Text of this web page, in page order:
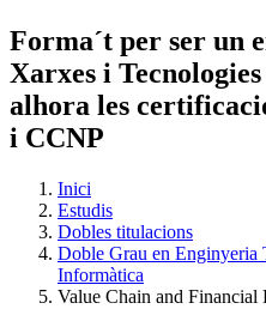
Forma´t per ser un
Xarxes i
alhora les
i CCNP
Inici
Estudis
Dobles titulacions
Doble Grau en Enginyeria
Informàtica
Value Chain and Financial